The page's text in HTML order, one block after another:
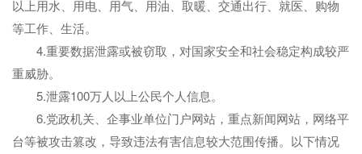
以上用水、用电、用气、用油、取暖、交通出行、就医、购物
等工作、生活。
4.重要数据泄露或被窃取，对国家安全和社会稳定构成较严
重威胁。
5.泄露100万人以上公民个人信息。
6.党政机关、企事业单位门户网站，重点新闻网站，网络平
台等被攻击篡改，导致违法有害信息较大范围传播。以下情况